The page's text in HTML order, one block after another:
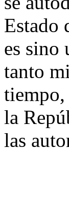
Estado
es sino
tanto
tiempo,
la
las